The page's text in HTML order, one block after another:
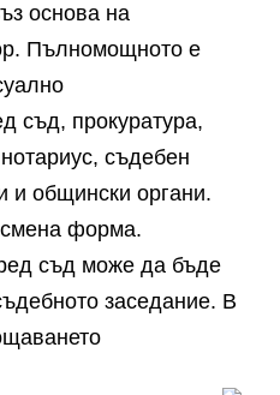
основа на
Пълномощното е
съд, прокуратура,
съдебен
и общински органи.
форма.
съд може да бъде
заседание. В